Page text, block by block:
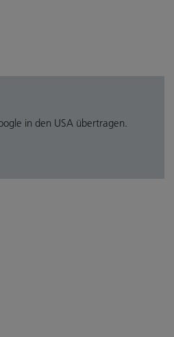
in den USA übertragen.